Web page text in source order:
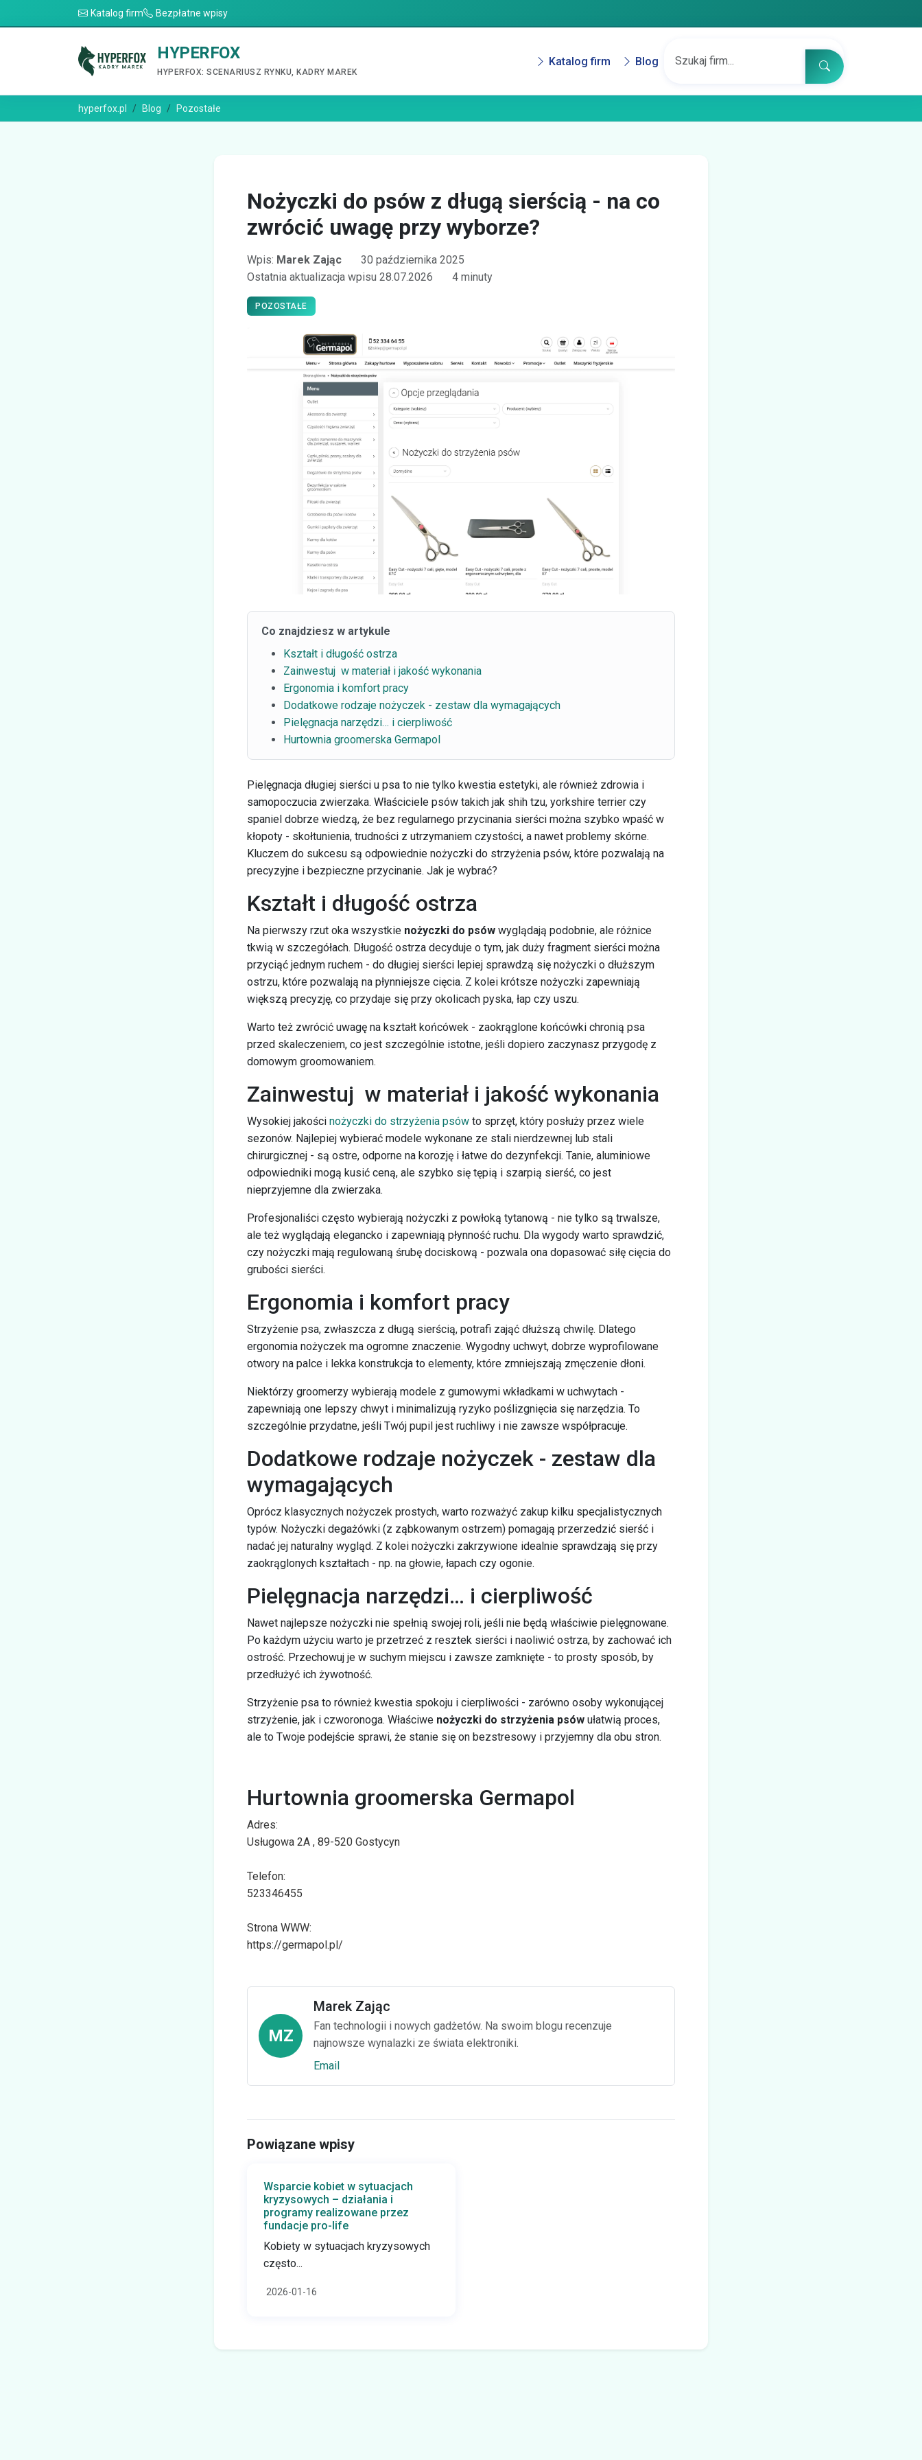
Katalog firm Bezpłatne wpisy
HYPERFOX
HYPERFOX: SCENARIUSZ RYNKU, KADRY MAREK
Katalog firm Blog
hyperfox.pl Blog Pozostałe
Nożyczki do psów z długą sierścią - na co
zwrócić uwagę przy wyborze?
Wpis: Marek Zając
30 października 2025
Ostatnia aktualizacja wpisu 28.07.2026
4 minuty
POZOSTAŁE
Co znajdziesz w artykule
Kształt i długość ostrza
Zainwestuj w materiał i jakość wykonania
Ergonomia i komfort pracy
Dodatkowe rodzaje nożyczek - zestaw dla wymagających
Pielęgnacja narzędzi… i cierpliwość
Hurtownia groomerska Germapol
Pielęgnacja długiej sierści u psa to nie tylko kwestia estetyki, ale również zdrowia i
samopoczucia zwierzaka. Właściciele psów takich jak shih tzu, yorkshire terrier czy
spaniel dobrze wiedzą, że bez regularnego przycinania sierści można szybko wpaść w
kłopoty - skołtunienia, trudności z utrzymaniem czystości, a nawet problemy skórne.
Kluczem do sukcesu są odpowiednie nożyczki do strzyżenia psów, które pozwalają na
precyzyjne i bezpieczne przycinanie. Jak je wybrać?
Kształt i długość ostrza
Na pierwszy rzut oka wszystkie nożyczki do psów wyglądają podobnie, ale różnice
tkwią w szczegółach. Długość ostrza decyduje o tym, jak duży fragment sierści można
przyciąć jednym ruchem - do długiej sierści lepiej sprawdzą się nożyczki o dłuższym
ostrzu, które pozwalają na płynniejsze cięcia. Z kolei krótsze nożyczki zapewniają
większą precyzję, co przydaje się przy okolicach pyska, łap czy uszu.
Warto też zwrócić uwagę na kształt końcówek - zaokrąglone końcówki chronią psa
przed skaleczeniem, co jest szczególnie istotne, jeśli dopiero zaczynasz przygodę z
domowym groomowaniem.
Zainwestuj w materiał i jakość wykonania
Wysokiej jakości nożyczki do strzyżenia psów to sprzęt, który posłuży przez wiele
sezonów. Najlepiej wybierać modele wykonane ze stali nierdzewnej lub stali
chirurgicznej - są ostre, odporne na korozję i łatwe do dezynfekcji. Tanie, aluminiowe
odpowiedniki mogą kusić ceną, ale szybko się tępią i szarpią sierść, co jest
nieprzyjemne dla zwierzaka.
Profesjonaliści często wybierają nożyczki z powłoką tytanową - nie tylko są trwalsze,
ale też wyglądają elegancko i zapewniają płynność ruchu. Dla wygody warto sprawdzić,
czy nożyczki mają regulowaną śrubę dociskową - pozwala ona dopasować siłę cięcia do
grubości sierści.
Ergonomia i komfort pracy
Strzyżenie psa, zwłaszcza z długą sierścią, potrafi zająć dłuższą chwilę. Dlatego
ergonomia nożyczek ma ogromne znaczenie. Wygodny uchwyt, dobrze wyprofilowane
otwory na palce i lekka konstrukcja to elementy, które zmniejszają zmęczenie dłoni.
Niektórzy groomerzy wybierają modele z gumowymi wkładkami w uchwytach -
zapewniają one lepszy chwyt i minimalizują ryzyko poślizgnięcia się narzędzia. To
szczególnie przydatne, jeśli Twój pupil jest ruchliwy i nie zawsze współpracuje.
Dodatkowe rodzaje nożyczek - zestaw dla
wymagających
Oprócz klasycznych nożyczek prostych, warto rozważyć zakup kilku specjalistycznych
typów. Nożyczki degażówki (z ząbkowanym ostrzem) pomagają przerzedzić sierść i
nadać jej naturalny wygląd. Z kolei nożyczki zakrzywione idealnie sprawdzają się przy
zaokrąglonych kształtach - np. na głowie, łapach czy ogonie.
Pielęgnacja narzędzi… i cierpliwość
Nawet najlepsze nożyczki nie spełnią swojej roli, jeśli nie będą właściwie pielęgnowane.
Po każdym użyciu warto je przetrzeć z resztek sierści i naoliwić ostrza, by zachować ich
ostrość. Przechowuj je w suchym miejscu i zawsze zamknięte - to prosty sposób, by
przedłużyć ich żywotność.
Strzyżenie psa to również kwestia spokoju i cierpliwości - zarówno osoby wykonującej
strzyżenie, jak i czworonoga. Właściwe nożyczki do strzyżenia psów ułatwią proces,
ale to Twoje podejście sprawi, że stanie się on bezstresowy i przyjemny dla obu stron.
Hurtownia groomerska Germapol
Adres:
Usługowa 2A , 89-520 Gostycyn
Telefon:
523346455
Strona WWW:
https://germapol.pl/
MZ
Marek Zając
Fan technologii i nowych gadżetów. Na swoim blogu recenzuje
najnowsze wynalazki ze świata elektroniki.
Email
Powiązane wpisy
Wsparcie kobiet w sytuacjach
kryzysowych – działania i
programy realizowane przez
fundacje pro-life
Kobiety w sytuacjach kryzysowych
często...
2026-01-16